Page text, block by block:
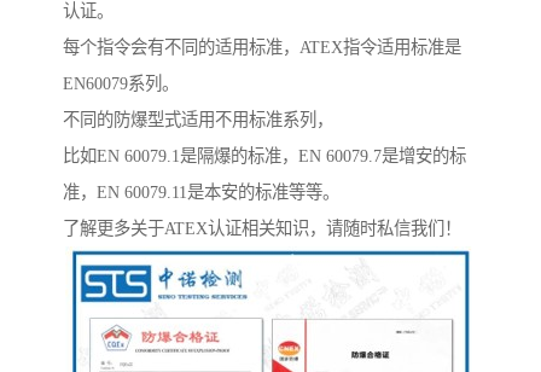
认证。
每个指令会有不同的适用标准，ATEX指令适用标准是
EN60079系列。
不同的防爆型式适用不用标准系列，
比如EN 60079.1是隔爆的标准，EN 60079.7是增安的标
准，EN 60079.11是本安的标准等等。
了解更多关于ATEX认证相关知识，请随时私信我们！